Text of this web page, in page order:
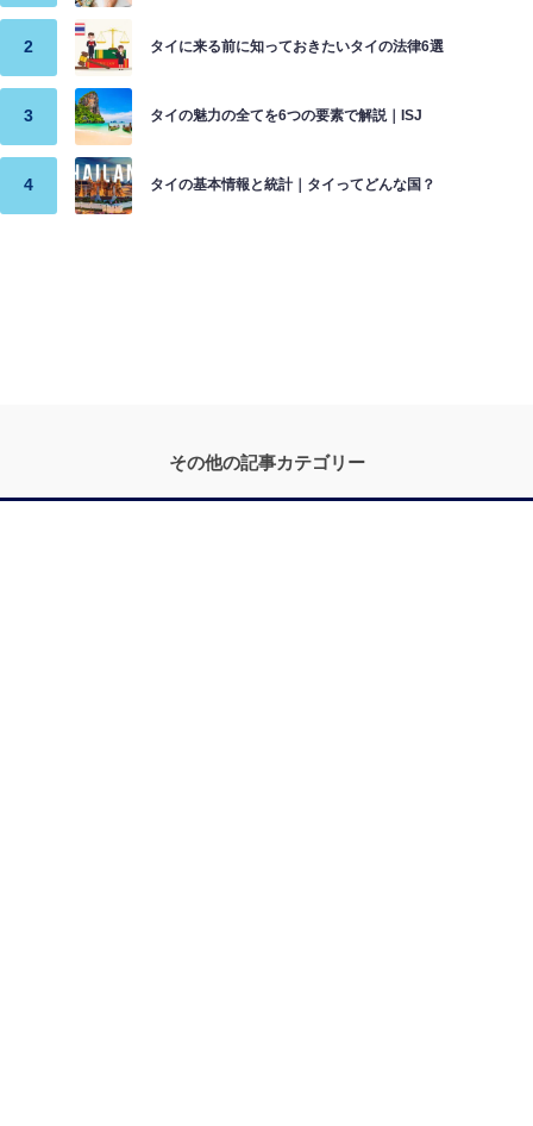
タイに来る前に知っておきたいタイの法律6選
タイの魅力の全てを6つの要素で解説｜ISJ
タイの基本情報と統計｜タイってどんな国？
その他の記事カテゴリー